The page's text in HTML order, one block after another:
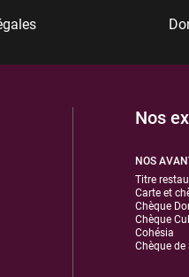
Nos
NOS
Titre
Carte et
Chèque
Chèque
Cohésia
Chèque de